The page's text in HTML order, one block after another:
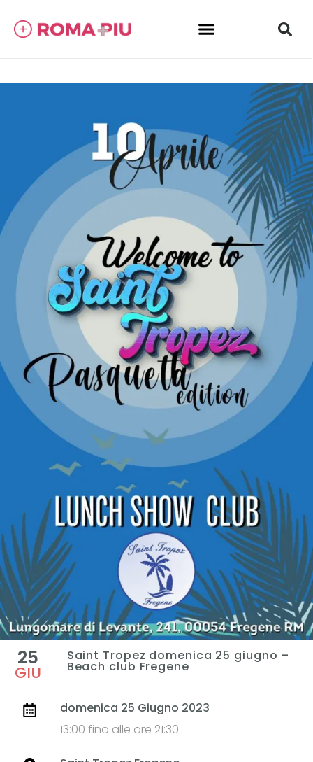
25
GIU
Saint Tropez domenica 25 giugno –
Beach club Fregene
domenica 25 Giugno 2023
13:00 fino alle ore 21:30